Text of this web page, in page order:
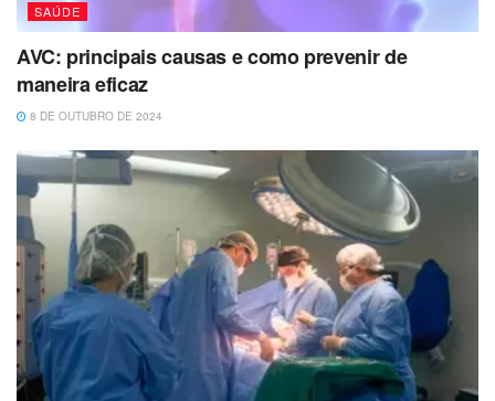
SAÚDE
AVC: principais causas e como prevenir de
maneira eficaz
8 DE OUTUBRO DE 2024